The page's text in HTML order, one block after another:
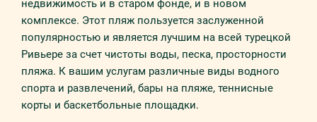
недвижимость и в старом фонде, и в новом
комплексе. Этот пляж пользуется заслуженной
популярностью и является лучшим на всей турецкой
Ривьере за счет чистоты воды, песка, просторности
пляжа. К вашим услугам различные виды водного
спорта и развлечений, бары на пляже, теннисные
корты и баскетбольные площадки.